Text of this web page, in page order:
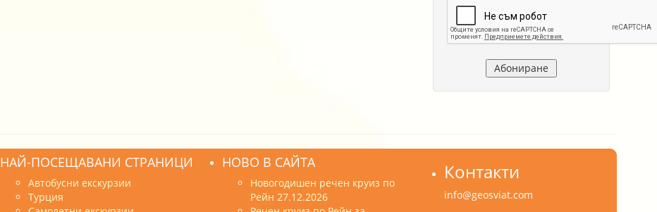
НАЙ-ПОСЕЩАВАНИ СТРАНИЦИ
Автобусни екскурзии
Турция
НОВО В САЙТА
Новогодишен речен круиз по
Рейн 27.12.2026
Контакти
info@geosviat.com